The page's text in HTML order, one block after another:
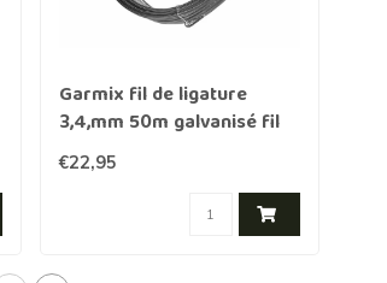
Garmix fil de ligature
3,4,mm 50m galvanisé fil
d'acier
€22,95